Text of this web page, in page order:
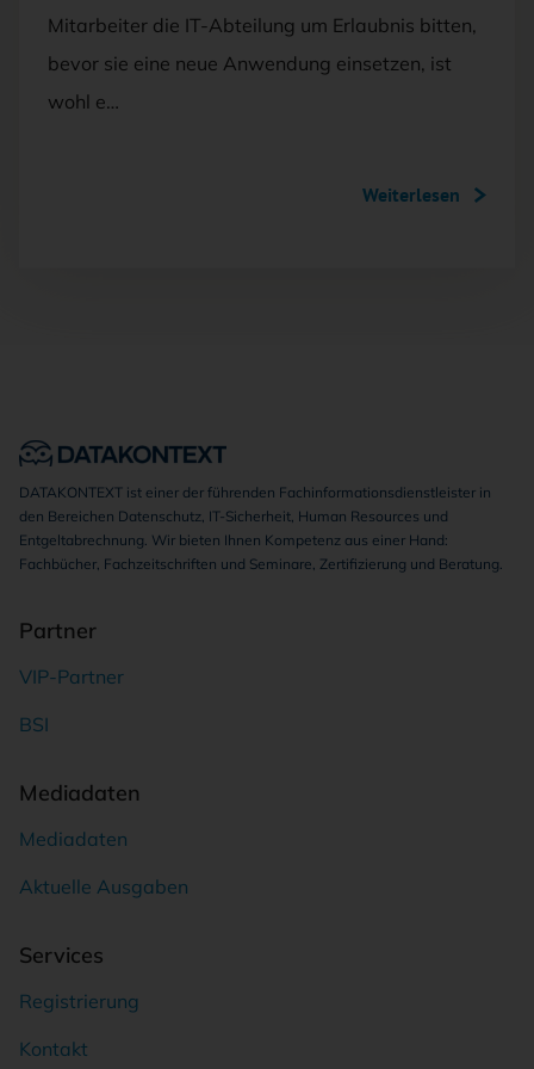
Mitarbeiter die IT-Abteilung um Erlaubnis bitten,
bevor sie eine neue Anwendung einsetzen, ist
wohl e…
Weiterlesen
DATAKONTEXT ist einer der führenden Fachinformationsdienstleister in
den Bereichen Datenschutz, IT-Sicherheit, Human Resources und
Entgeltabrechnung. Wir bieten Ihnen Kompetenz aus einer Hand:
Fachbücher, Fachzeitschriften und Seminare, Zertifizierung und Beratung.
Partner
VIP-Partner
BSI
Mediadaten
Mediadaten
Aktuelle Ausgaben
Services
Registrierung
Kontakt